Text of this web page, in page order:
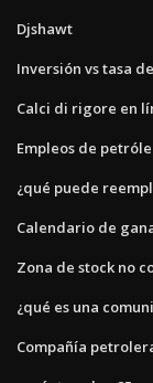
Djshawt
Inversión vs tasa
Calci di rigore en
Empleos de
¿qué puede
Calendario de
Zona de stock no
¿qué es una
Compañía